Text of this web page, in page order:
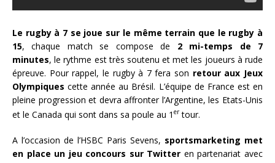
Le rugby à 7 se joue sur le même terrain que le rugby à
15, chaque match se compose de 2 mi-temps de 7
minutes, le rythme est très soutenu et met les joueurs à rude
épreuve. Pour rappel, le rugby à 7 fera son retour aux Jeux
Olympiques cette année au Brésil. L’équipe de France est en
pleine progression et devra affronter l’Argentine, les Etats-Unis
et le Canada qui sont dans sa poule au 1 ertour.
A l’occasion de l’HSBC Paris Sevens, sportsmarketing met
en place un jeu concours sur Twitter en partenariat avec